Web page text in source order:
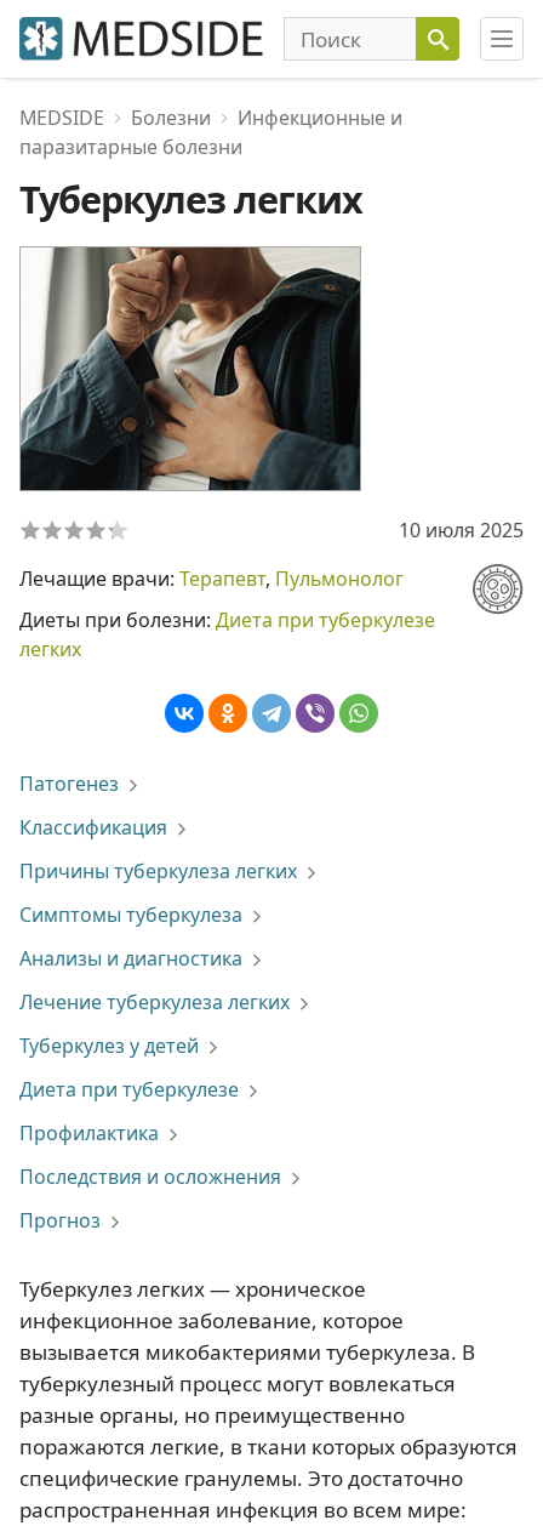
MEDSIDE Болезни
Инфекционные и
паразитарные болезни
Туберкулез легких
10 июля 2025
Лечащие врачи: Терапевт, Пульмонолог
Диеты при болезни: Диета при туберкулезе
легких
Патогенез
Классификация
Причины туберкулеза легких
Симптомы туберкулеза
Анализы и диагностика
Лечение туберкулеза легких
Туберкулез у детей
Диета при туберкулезе
Профилактика
Последствия и осложнения
Прогноз
Туберкулез легких — хроническое
инфекционное заболевание, которое
вызывается микобактериями туберкулеза. В
туберкулезный процесс могут вовлекаться
разные органы, но преимущественно
поражаются легкие, в ткани которых образуются
специфические гранулемы. Это достаточно
распространенная инфекция во всем мире: